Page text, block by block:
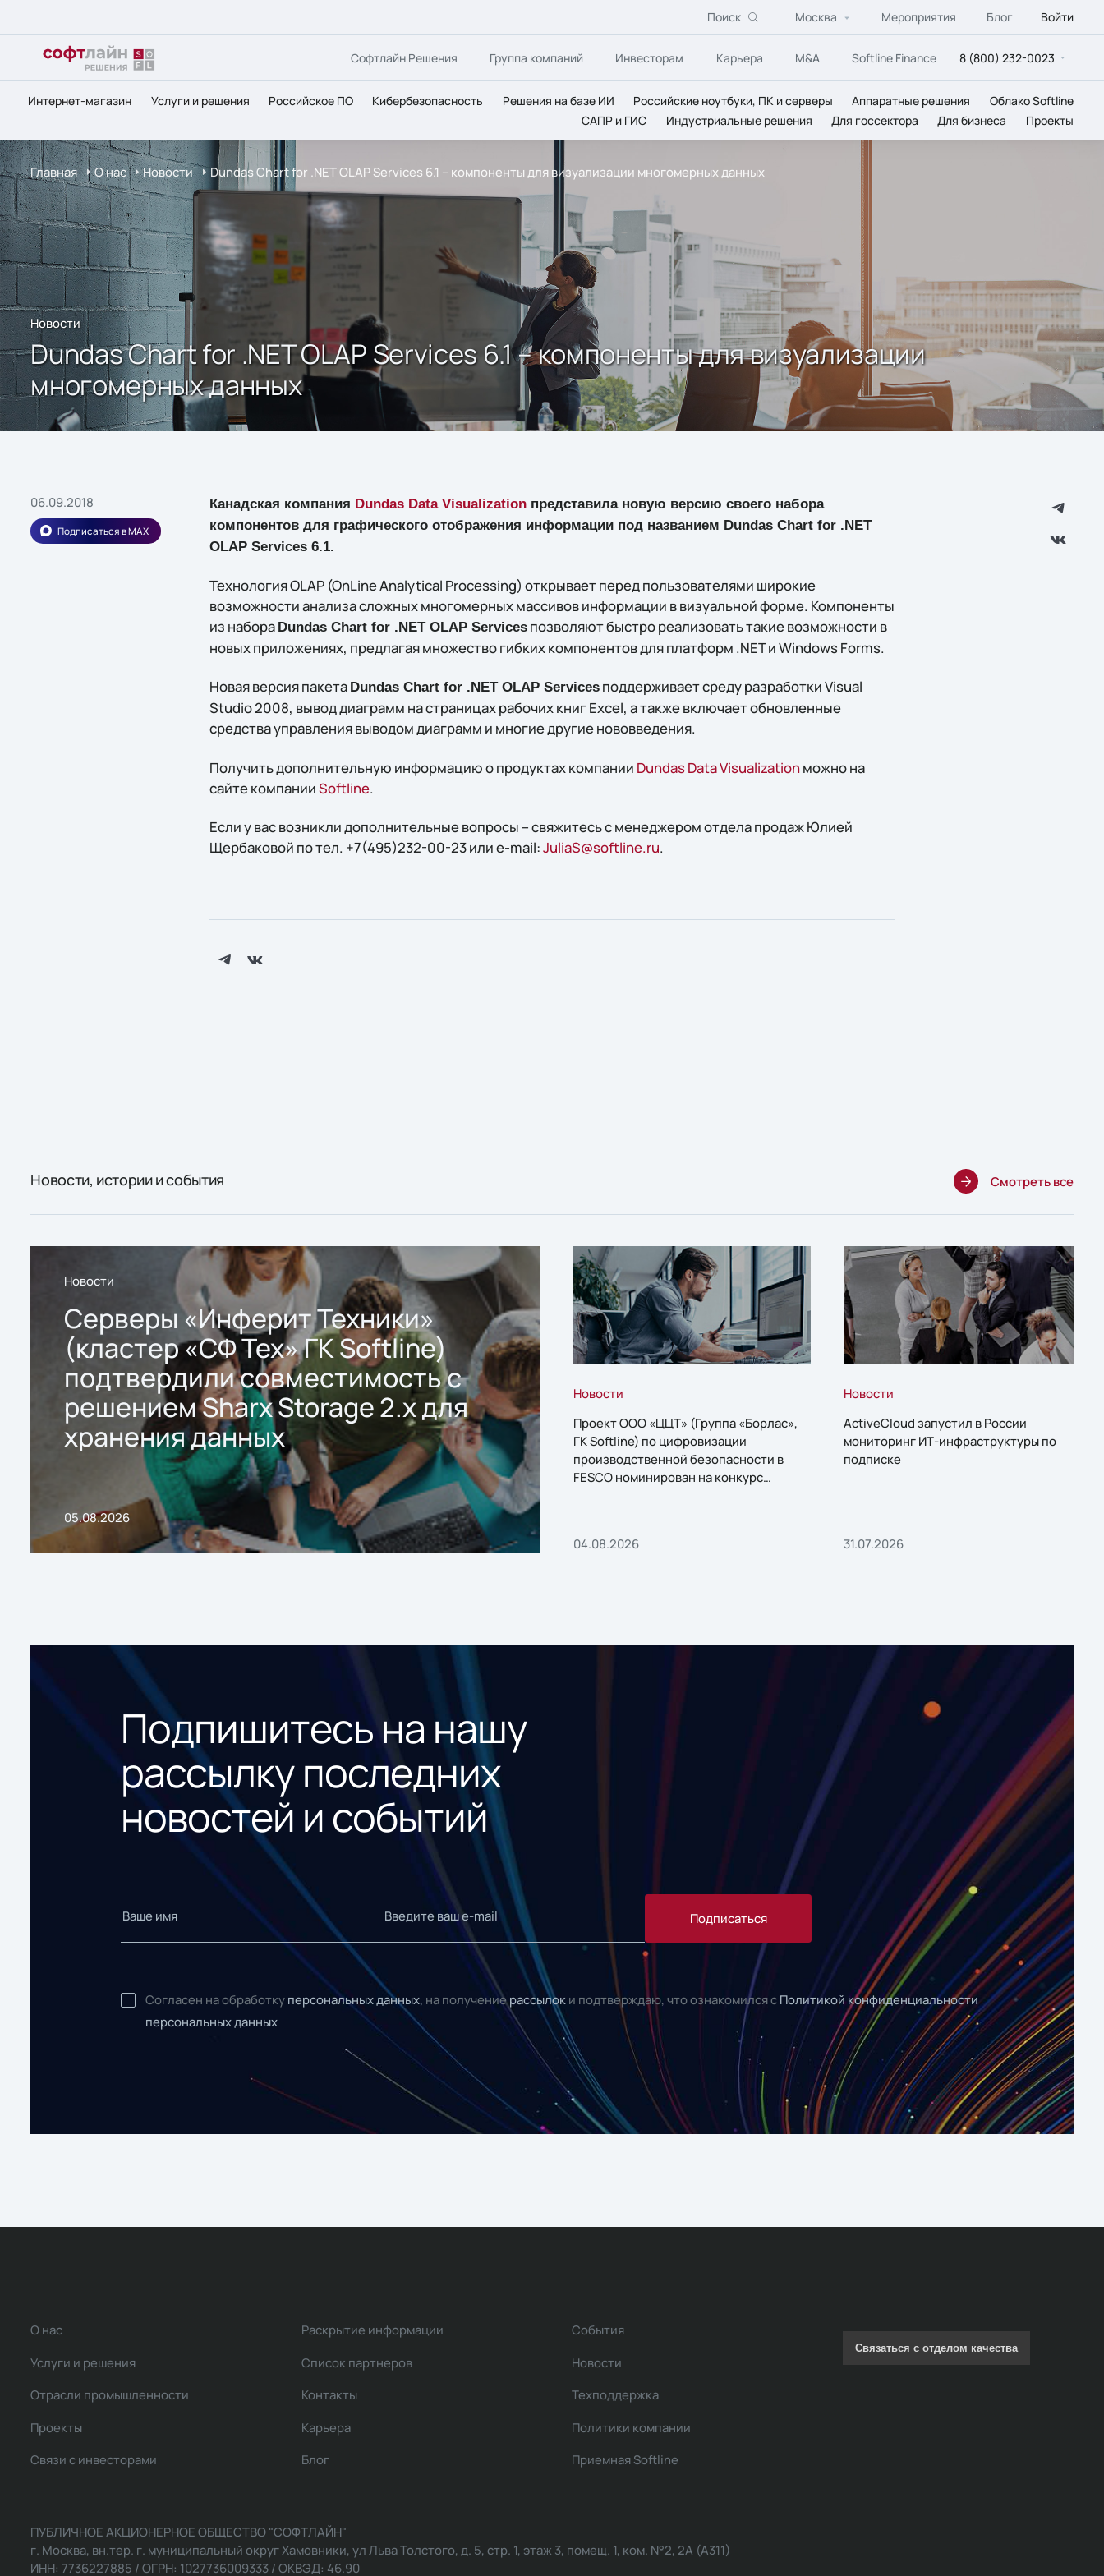
Поиск Москва Мероприятия Блог Войти
Софтлайн Решения Группа компаний Инвесторам Карьера M&A Softline Finance 8 (800) 232-0023
Интернет-магазин Услуги и решения Российское ПО Кибербезопасность Решения на базе ИИ Российские ноутбуки, ПК и серверы Аппаратные решения
Облако Softline
САПР и ГИС
Индустриальные решения Для госсектора Для бизнеса Проекты
Главная О нас Новости Dundas Chart for .NET OLAP Services 6.1 – компоненты для визуализации многомерных данных
Новости
Dundas Chart for .NET OLAP Services 6.1 – компоненты для визуализации
многомерных данных
06.09.2018
Подписаться в MAX
Канадская компания Dundas Data Visualizationпредставила новую версию своего набора
компонентов для графического отображения информации под названием Dundas Chart for .NET
OLAP Services 6.1.
Технология OLAP (OnLine Analytical Processing) открывает перед пользователями широкие
возможности анализа сложных многомерных массивов информации в визуальной форме. Компоненты
из набора Dundas Chart for .NET OLAP Servicesпозволяют быстро реализовать такие возможности в
новых приложениях, предлагая множество гибких компонентов для платформ .NET и Windows Forms.
Новая версия пакета Dundas Chart for .NET OLAP Servicesподдерживает среду разработки Visual
Studio 2008, вывод диаграмм на страницах рабочих книг Excel, а также включает обновленные
средства управления выводом диаграмм и многие другие нововведения.
Получить дополнительную информацию о продуктах компании Dundas Data Visualizationможно на
сайте компанииSoftline.
Если у вас возникли дополнительные вопросы – свяжитесь с менеджером отдела продаж Юлией
Щербаковой по тел. +7(495)232-00-23 или e-mail:JuliaS@softline.ru.
Новости, истории и события Смотреть все
Новости
Серверы «Инферит Техники»
(кластер «СФ Тех» ГК Softline)
подтвердили совместимость с
решением Sharx Storage 2.x для
хранения данных
05.08.2026
Новости
Проект ООО «ЦЦТ» (Группа «Борлас»,
ГК Softline) по цифровизации
производственной безопасности в
FESCO номинирован на конкурс
04.08.2026
Новости
ActiveCloud запустил в России
мониторинг ИТ-инфраструктуры по
подписке
31.07.2026
Подпишитесь на нашу
рассылку последних
новостей и событий
Подписаться
Согласен на обработку персональных данных, на получениерассылок и подтверждаю, что ознакомился с Политикой конфиденциальности
персональных данных
О нас
Услуги и решения
Отрасли промышленности
Проекты
Связи с инвесторами
Раскрытие информации
Список партнеров
Контакты
Карьера
Блог
События
Новости
Техподдержка
Политики компании
Приемная Softline
Связаться с отделом качества
ПУБЛИЧНОЕ АКЦИОНЕРНОЕ ОБЩЕСТВО "СОФТЛАЙН"
г. Москва, вн.тер. г. муниципальный округ Хамовники, ул Льва Толстого, д. 5, стр. 1, этаж 3, помещ. 1, ком. №2, 2А (А311)
ИНН: 7736227885 / ОГРН: 1027736009333 / ОКВЭД: 46.90